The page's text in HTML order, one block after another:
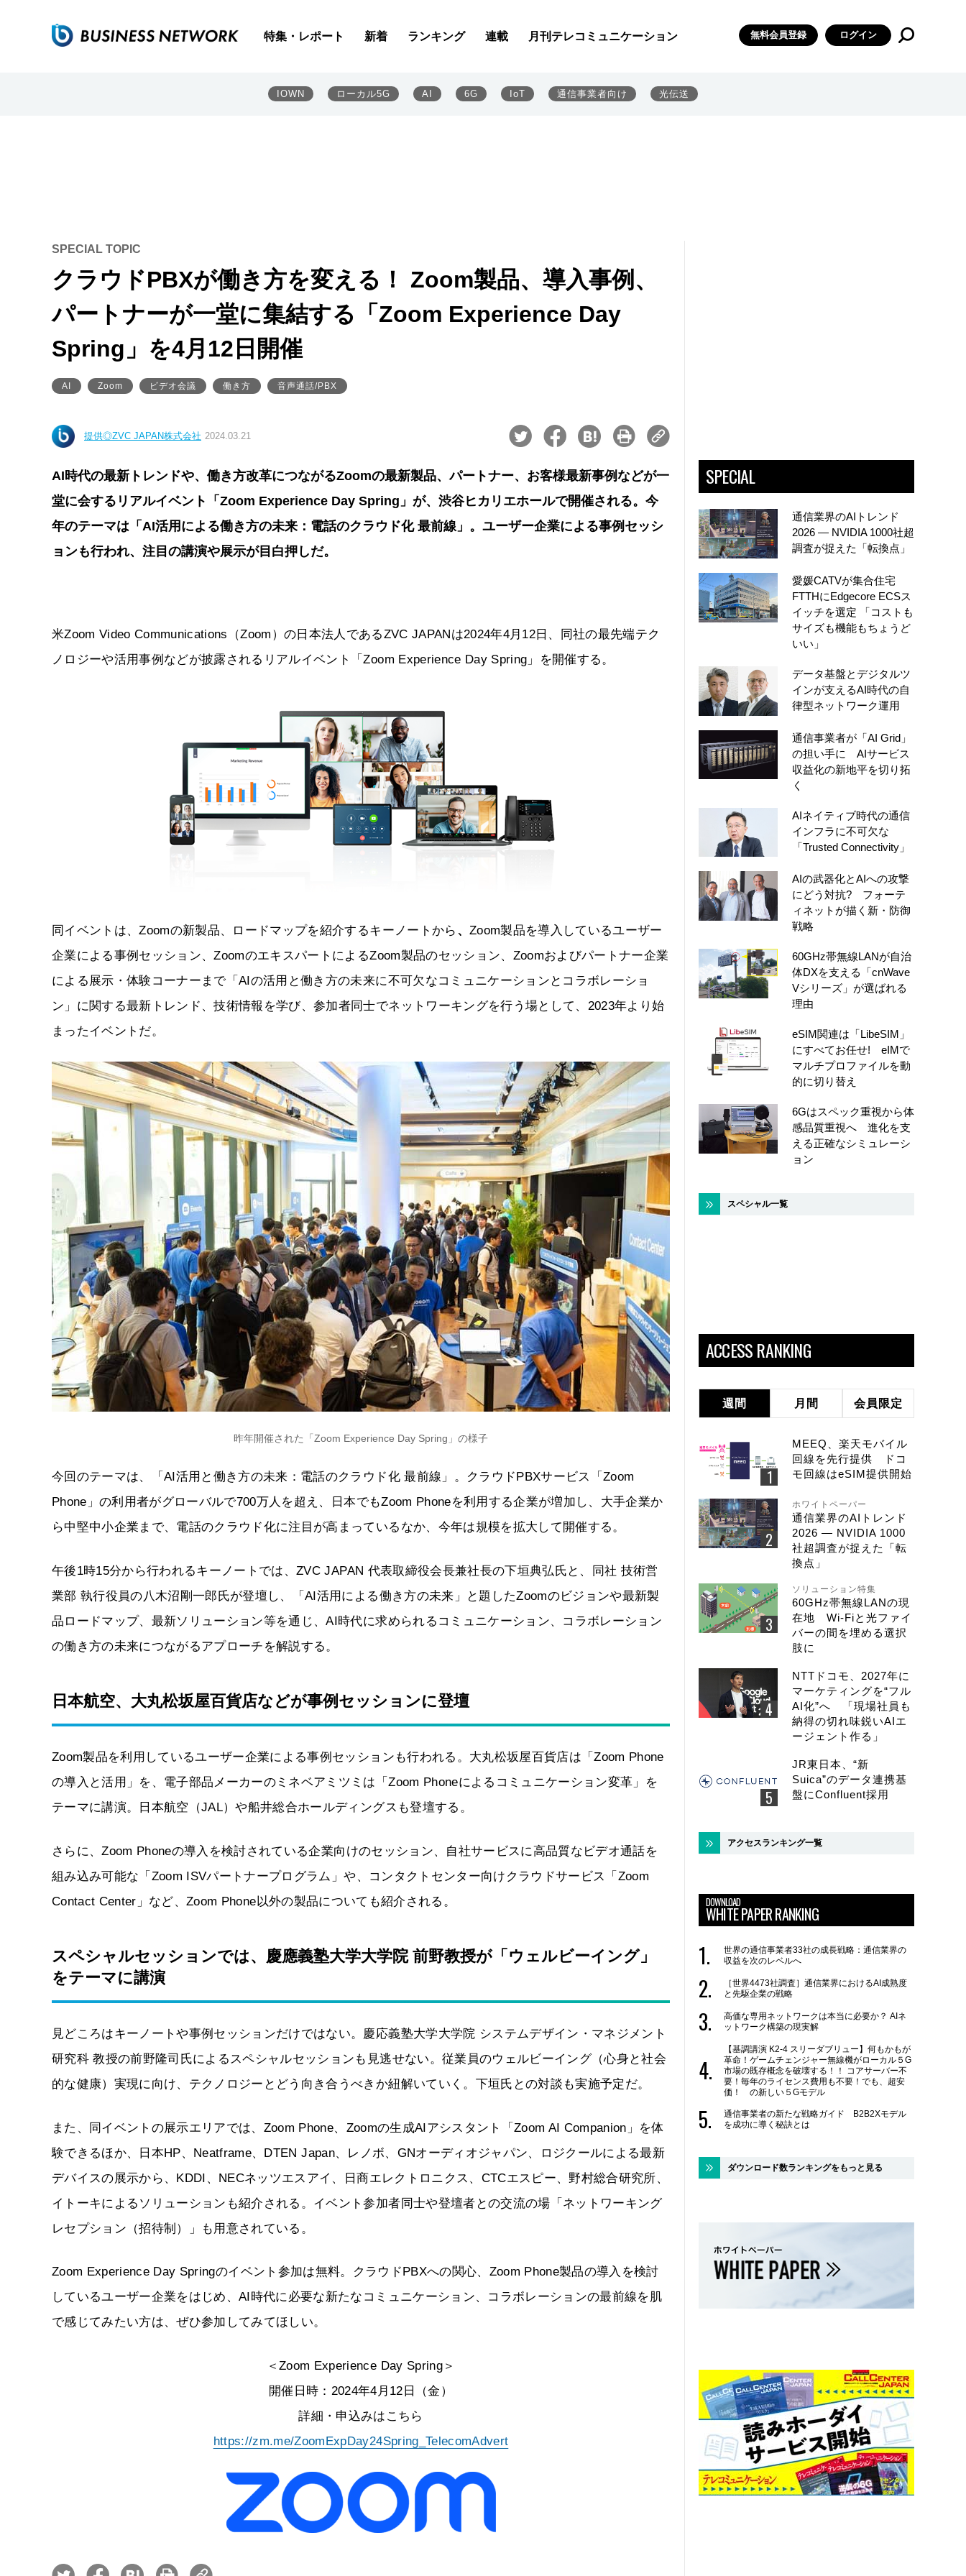
特集・レポート 新着 ランキング 連載 月刊テレコミュニケーション 無料会員登録 ログイン
IOWN ローカル5G AI 6G IoT 通信事業者向け 光伝送
SPECIAL TOPIC
クラウドPBXが働き方を変える！ Zoom製品、導入事例、
パートナーが一堂に集結する「Zoom Experience Day
Spring」を4月12日開催
AI Zoom ビデオ会議 働き方 音声通話/PBX
提供◎ZVC JAPAN株式会社 2024.03.21
AI時代の最新トレンドや、働き方改革につながるZoomの最新製品、パートナー、お客様最新事例などが一
堂に会するリアルイベント「Zoom Experience Day Spring」が、渋谷ヒカリエホールで開催される。今
年のテーマは「AI活用による働き方の未来：電話のクラウド化 最前線」。ユーザー企業による事例セッシ
ョンも行われ、注目の講演や展示が目白押しだ。
米Zoom Video Communications（Zoom）の日本法人であるZVC JAPANは2024年4月12日、同社の最先端テク
ノロジーや活用事例などが披露されるリアルイベント「Zoom Experience Day Spring」を開催する。
同イベントは、Zoomの新製品、ロードマップを紹介するキーノートから 、 Zoom製品を導入しているユーザー
企業による事例セッション、ZoomのエキスパートによるZoom製品のセッション、Zoomおよびパートナー企業
による展示・体験コーナーまで「AIの活用と働き方の未来に不可欠なコミュニケーションとコラボレーショ
ン」に関する最新トレンド、技術情報を学び、参加者同士でネットワーキングを行う場として、2023年より始
まったイベントだ。
昨年開催された「Zoom Experience Day Spring」の様子
今回のテーマは、「AI活用と働き方の未来：電話のクラウド化 最前線」。クラウドPBXサービス「Zoom
Phone」の利用者がグローバルで700万人を超え、日本でもZoom Phoneを利用する企業が増加し、大手企業か
ら中堅中小企業まで、電話のクラウド化に注目が高まっているなか、今年は規模を拡大して開催する。
午後1時15分から行われるキーノートでは、ZVC JAPAN 代表取締役会長兼社長の下垣典弘氏と、同社 技術営
業部 執行役員の八木沼剛一郎氏が登壇し、「AI活用による働き方の未来」と題したZoomのビジョンや最新製
品ロードマップ、最新ソリューション等を通じ、AI時代に求められるコミュニケーション、コラボレーション
の働き方の未来につながるアプローチを解説する。
日本航空、大丸松坂屋百貨店などが事例セッションに登壇
Zoom製品を利用しているユーザー企業による事例セッションも行われる。大丸松坂屋百貨店は「Zoom Phone
の導入と活用」を、電子部品メーカーのミネベアミツミは「Zoom Phoneによるコミュニケーション変革」を
テーマに講演。日本航空（JAL）や船井総合ホールディングスも登壇する。
さらに、Zoom Phoneの導入を検討されている企業向けのセッション、自社サービスに高品質なビデオ通話を
組み込み可能な「Zoom ISVパートナープログラム」や、コンタクトセンター向けクラウドサービス「Zoom
Contact Center」など、Zoom Phone以外の製品についても紹介される。
スペシャルセッションでは、慶應義塾大学大学院 前野教授が「ウェルビーイング」
をテーマに講演
見どころはキーノートや事例セッションだけではない。慶応義塾大学大学院 システムデザイン・マネジメント
研究科 教授の前野隆司氏によるスペシャルセッションも見逃せない。従業員のウェルビーイング（心身と社会
的な健康）実現に向け、テクノロジーとどう向き合うべきか紐解いていく。下垣氏との対談も実施予定だ。
また、同イベントの展示エリアでは、Zoom Phone、Zoomの生成AIアシスタント「Zoom AI Companion」を体
験できるほか、日本HP、Neatframe、DTEN Japan、レノボ、GNオーディオジャパン、ロジクールによる最新
デバイスの展示から、KDDI、NECネッツエスアイ、日商エレクトロニクス、CTCエスピー、野村総合研究所、
イトーキによるソリューションも紹介される。イベント参加者同士や登壇者との交流の場「ネットワーキング
レセプション（招待制）」も用意されている。
Zoom Experience Day Springのイベント参加は無料。クラウドPBXへの関心、Zoom Phone製品の導入を検討
しているユーザー企業をはじめ、AI時代に必要な新たなコミュニケーション、コラボレーションの最前線を肌
で感じてみたい方は、ぜひ参加してみてほしい。
＜Zoom Experience Day Spring＞
開催日時：2024年4月12日（金）
詳細・申込みはこちら
https://zm.me/ZoomExpDay24Spring_TelecomAdvert
SPECIAL
通信業界のAIトレンド
2026 ― NVIDIA 1000社超
調査が捉えた「転換点」
愛媛CATVが集合住宅
FTTHにEdgecore ECSス
イッチを選定 「コストも
サイズも機能もちょうど
いい」
データ基盤とデジタルツ
インが支えるAI時代の自
律型ネットワーク運用
通信事業者が「AI Grid」
の担い手に AIサービス
収益化の新地平を切り拓
く
AIネイティブ時代の通信
インフラに不可欠な
「Trusted Connectivity」
AIの武器化とAIへの攻撃
にどう対抗? フォーテ
ィネットが描く新・防御
戦略
60GHz帯無線LANが自治
体DXを支える「cnWave
Vシリーズ」が選ばれる
理由
eSIM関連は「LibeSIM」
にすべてお任せ! eIMで
マルチプロファイルを動
的に切り替え
6Gはスペック重視から体
感品質重視へ 進化を支
える正確なシミュレーシ
ョン
スペシャル一覧
ACCESS RANKING
週間 月間 会員限定
MEEQ、楽天モバイル
回線を先行提供 ドコ
モ回線はeSIM提供開始
ホワイトペーパー
通信業界のAIトレンド
2026 ― NVIDIA 1000
社超調査が捉えた「転
換点」
ソリューション特集
60GHz帯無線LANの現
在地 Wi-Fiと光ファイ
バーの間を埋める選択
肢に
NTTドコモ、2027年に
マーケティングを“フル
AI化”へ 「現場社員も
納得の切れ味鋭いAIエ
ージェント作る」
JR東日本、“新
Suica”のデータ連携基
盤にConfluent採用
アクセスランキング一覧
DOWNLOAD
WHITE PAPER RANKING
世界の通信事業者33社の成長戦略：通信業界の
収益を次のレベルへ
［世界4473社調査］通信業界におけるAI成熟度
と先駆企業の戦略
高価な専用ネットワークは本当に必要か？ AIネ
ットワーク構築の現実解
【基調講演 K2-4 スリーダブリュー】何もかもが
革命！ゲームチェンジャー無線機がローカル５G
市場の既存概念を破壊する！！ コアサーバー不
要！毎年のライセンス費用も不要！でも、超安
価！ の新しい５Gモデル
通信事業者の新たな戦略ガイド B2B2Xモデル
を成功に導く秘訣とは
ダウンロード数ランキングをもっと見る